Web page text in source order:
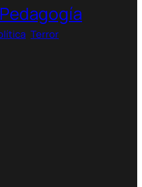
4
5
Pedagogía
Terror